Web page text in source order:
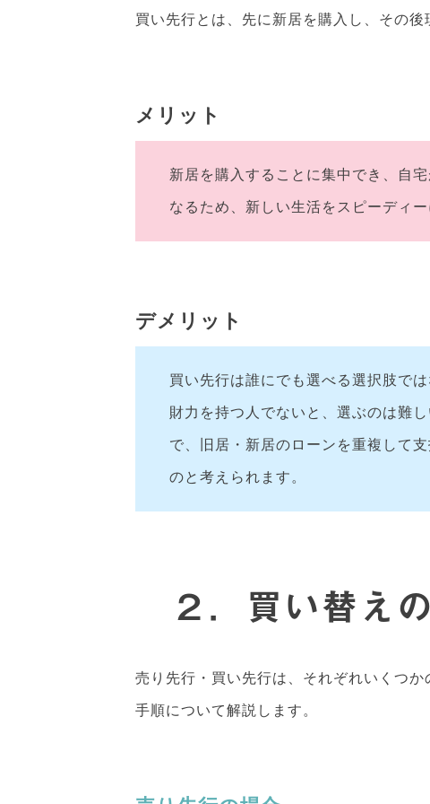
買い先行とは、先に新居を購入し、その
メリット
新居を購入することに集中でき、自
なるため、新しい生活をスピーディー
デメリット
買い先行は誰にでも選べる選択肢で
財力を持つ人でないと、選ぶのは難
で、旧居・新居のローンを重複して
のと考えられます。
２．買い替え
売り先行・買い先行は、それぞれいくつ
手順について解説します。